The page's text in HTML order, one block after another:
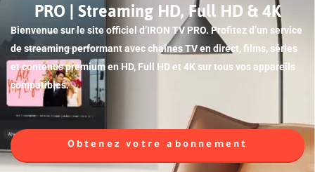
PRO | Streaming HD, Full HD & 4K
Bienvenue sur le site officiel d’IRON TV PRO. Profitez d’un service
de streaming performant avec chaînes TV en direct, films, séries
et contenus premium en HD, Full HD et 4K sur tous vos appareils
compatibles.
Obtenez votre abonnement